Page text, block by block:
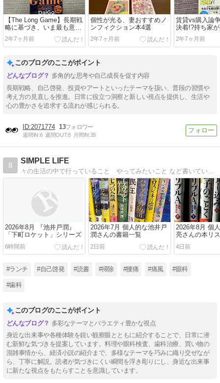
【The Long Game】長期戦
略に基づき、いま最も意味
のあることをする
2年7ヶ月前
個性が光る、妻おすすめノ
ンフィクション本4選
2年7ヶ月前
賃貸vs購入論
決着!?持ち家
2年7ヶ月前
このブログのここがポイント
多角的な思考や自己成長を促す内容
長期戦略、自己啓発、投資やアートといったテーマを扱い、普段の習慣や
考え方の見直しを推進。日常に役立つ洞察と新しい視点を提供し、生活や
心の豊かさを追求する流れが感じられる。
2071774 13
週間IN:6 週間OUT:8 月間IN:28
8
SIMPLE LIFE
々の生活の中で行っていること やってみたいこと など書いています 読書など 日々の中から抽出して @yominamino
2026年8月 『池井戸潤』
「下町ロケット」シリーズ
6時間前
2026年7月 個人的な池井戸
潤さんの書籍一覧
2日前
2026年8月 個
亮さんの本リ
4日前
#ランチ #自己啓発 #読書 #掃除 #腰痛 #痛風 #眼科
#歯科
このブログのここがポイント
多彩なテーマとバラエティ豊かな視点
身近な出来事や各種体験を鋭い観察眼とともに紹介することで、日常に潜
む新鮮な気づきを提案しています。料理や眼科検査、歯科治療、買い物の
混雑事情から、経済小説の紹介まで、多様なテーマを巧みに織り交ぜなが
ら、丁寧に解説。読者が気づきにくい瞬間を浮き彫りにし、身近な出来事
に新たな視点をもたらすことを意識しています。